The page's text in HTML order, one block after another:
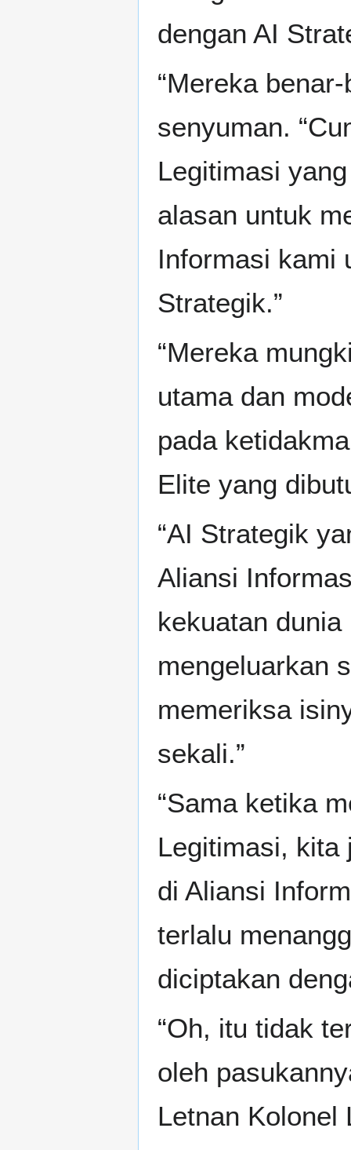
dengan AI
“Mereka
senyuman.
Legitimasi
alasan untuk
Informasi kami
Strategik.”
“Mereka
utama dan
pada
Elite yang
“AI Strategik
Aliansi
kekuatan
mengeluarkan
memeriksa
sekali.”
“Sama ketika
Legitimasi, kita
di Aliansi
terlalu
diciptakan
“Oh, itu tidak
oleh
Letnan Kolonel